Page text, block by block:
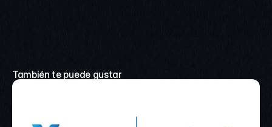
También te puede gustar